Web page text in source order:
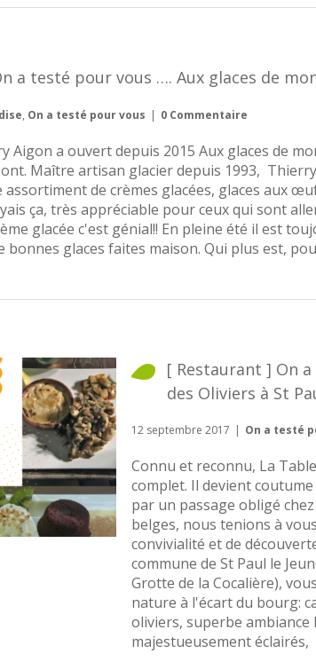
a testé pour vous …. Aux glaces de
, On a testé pour vous | 0 Commentaire
Aigon a ouvert depuis 2015 Aux glaces de
Maître artisan glacier depuis 1993,
de crèmes glacées, glaces aux
ça, très appréciable pour ceux qui sont
glacée c'est génial!! En pleine été il est
glaces faites maison. Qui plus est,
[ Restaurant ] On
des Oliviers à St
12 septembre 2017 | On a testé
Connu et reconnu, La
complet. Il devient
par un passage obligé
belges, nous tenions à
convivialité et de
commune de St Paul le
Grotte de la Cocalière),
nature à l'écart du bourg:
oliviers, superbe
majestueusement éclairés,